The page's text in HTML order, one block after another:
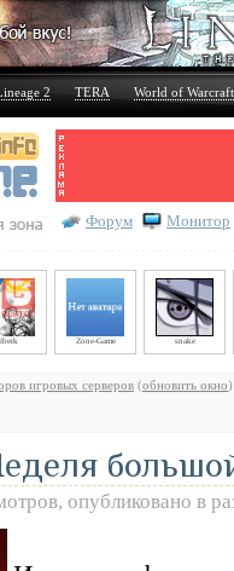
2 TERA World of Warcraft
Форум Монитор
Zone-Game snake
игровых серверов (обновить окно)
опубликовано в